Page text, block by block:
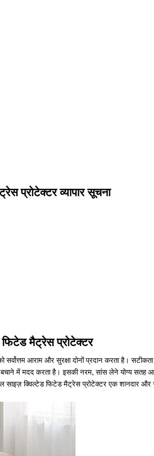
प्रोटेक्टर व्यापार सूचना
मैट्रेस प्रोटेक्टर
आराम और सुरक्षा दोनों प्रदान करता है।
में मदद करता है। इसकी नरम, सांस लेने योग्य
क्विल्टेड फिटेड मैट्रेस प्रोटेक्टर एक शानदार और